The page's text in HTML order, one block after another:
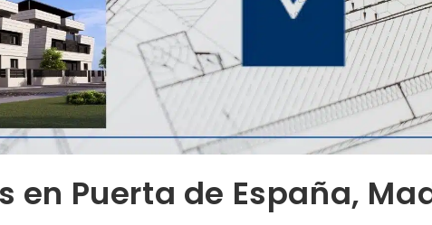
en Puerta de España,